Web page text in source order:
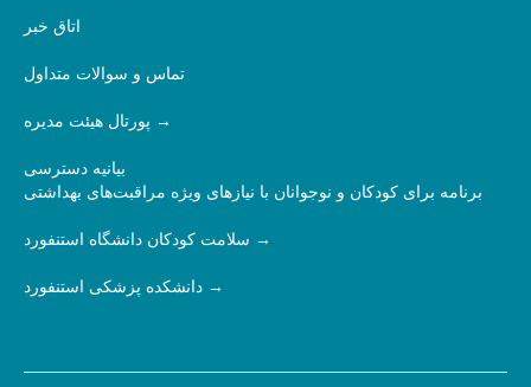
اتاق خبر
تماس و سوالات متداول
پورتال هیئت مدیره
بیانیه دسترسی
برنامه برای کودکان و نوجوانان با نیازهای ویژه مراقبت‌های بهداشتی
سلامت کودکان دانشگاه استنفورد
دانشکده پزشکی استنفورد